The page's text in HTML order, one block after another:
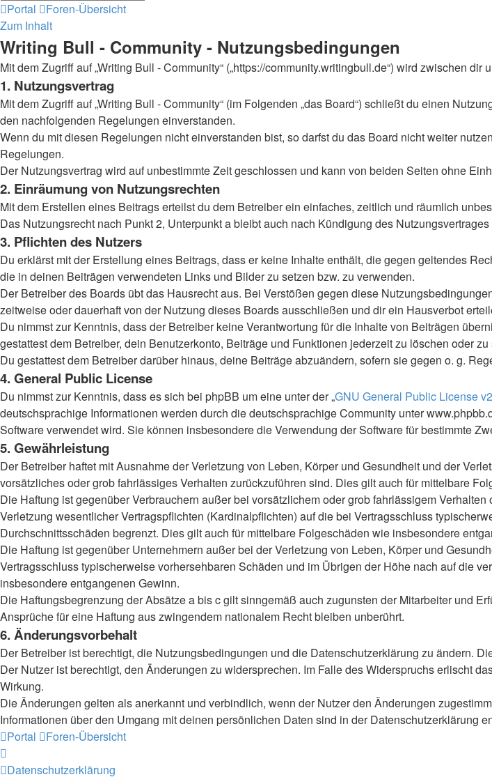
Portal
Foren-Übersicht
Zum Inhalt
Writing Bull - Community - Nutzungsbedingungen
Mit dem Zugriff auf „Writing Bull - Community“ („https://community.writingbull.de“) wird zwischen
1. Nutzungsvertrag
Mit dem Zugriff auf „Writing Bull - Community“ (im Folgenden „das Board“) schließt du einen
den nachfolgenden Regelungen einverstanden.
Wenn du mit diesen Regelungen nicht einverstanden bist, so darfst du das Board nicht weiter
Regelungen.
Der Nutzungsvertrag wird auf unbestimmte Zeit geschlossen und kann von beiden Seiten ohne
2. Einräumung von Nutzungsrechten
Mit dem Erstellen eines Beitrags erteilst du dem Betreiber ein einfaches, zeitlich und räumlich
Das Nutzungsrecht nach Punkt 2, Unterpunkt a bleibt auch nach Kündigung des
3. Pflichten des Nutzers
Du erklärst mit der Erstellung eines Beitrags, dass er keine Inhalte enthält, die gegen geltendes
die in deinen Beiträgen verwendeten Links und Bilder zu setzen bzw. zu verwenden.
Der Betreiber des Boards übt das Hausrecht aus. Bei Verstößen gegen diese
zeitweise oder dauerhaft von der Nutzung dieses Boards ausschließen und dir ein Hausverbot
Du nimmst zur Kenntnis, dass der Betreiber keine Verantwortung für die Inhalte von Beiträgen
gestattest dem Betreiber, dein Benutzerkonto, Beiträge und Funktionen jederzeit zu löschen oder zu
Du gestattest dem Betreiber darüber hinaus, deine Beiträge abzuändern, sofern sie gegen o. g.
4. General Public License
Du nimmst zur Kenntnis, dass es sich bei phpBB um eine unter der „GNU General Public License v2
deutschsprachige Informationen werden durch die deutschsprachige Community unter
Software verwendet wird. Sie können insbesondere die Verwendung der Software für bestimmte
5. Gewährleistung
Der Betreiber haftet mit Ausnahme der Verletzung von Leben, Körper und Gesundheit und der
vorsätzliches oder grob fahrlässiges Verhalten zurückzuführen sind. Dies gilt auch für mittelbare
Die Haftung ist gegenüber Verbrauchern außer bei vorsätzlichem oder grob fahrlässigem
Verletzung wesentlicher Vertragspflichten (Kardinalpflichten) auf die bei Vertragsschluss
Durchschnittsschäden begrenzt. Dies gilt auch für mittelbare Folgeschäden wie insbesondere
Die Haftung ist gegenüber Unternehmern außer bei der Verletzung von Leben, Körper und
Vertragsschluss typischerweise vorhersehbaren Schäden und im Übrigen der Höhe nach auf die
insbesondere entgangenen Gewinn.
Die Haftungsbegrenzung der Absätze a bis c gilt sinngemäß auch zugunsten der Mitarbeiter und
Ansprüche für eine Haftung aus zwingendem nationalem Recht bleiben unberührt.
6. Änderungsvorbehalt
Der Betreiber ist berechtigt, die Nutzungsbedingungen und die Datenschutzerklärung zu ändern.
Der Nutzer ist berechtigt, den Änderungen zu widersprechen. Im Falle des Widerspruchs erlischt
Wirkung.
Die Änderungen gelten als anerkannt und verbindlich, wenn der Nutzer den Änderungen
Informationen über den Umgang mit deinen persönlichen Daten sind in der Datenschutzerklärung
Portal
Foren-Übersicht
Datenschutzerklärung